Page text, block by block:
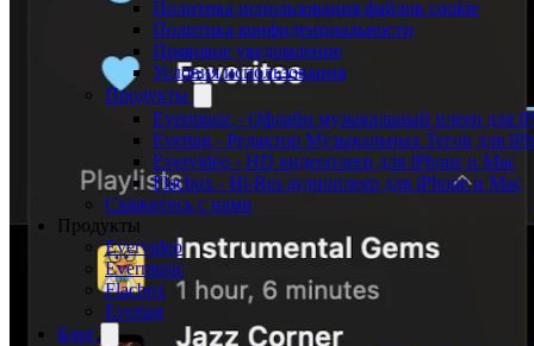
Политика использования файлов cookie
Политика конфиденциальности
Правовое уведомление
Условия использования
Продукты
Evermusic - Офлайн музыкальный плеер для
Evertag - Редактор Музыкальных Тегов для
Evervideo - HD видеоплеер для iPhone и Mac
Flacbox - Hi-Res аудиоплеер для iPhone и Mac
Свяжитесь с нами
Продукты
Evervideo
Evermusic
Flacbox
Evertag
Блог